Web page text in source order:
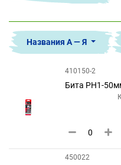
Названия А — Я
410150-2
Бита PH1-
450022